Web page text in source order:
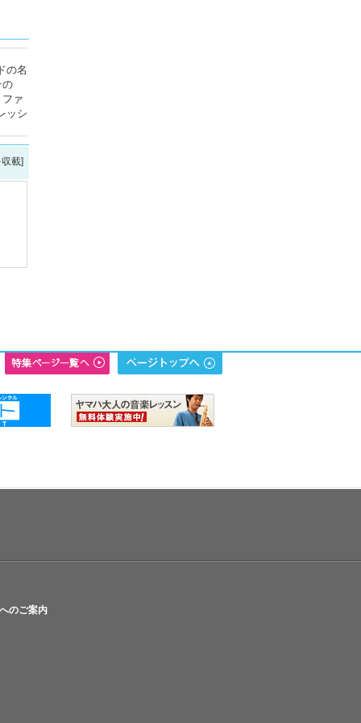
の名
の
ァ
ッシ
載]
のご案内